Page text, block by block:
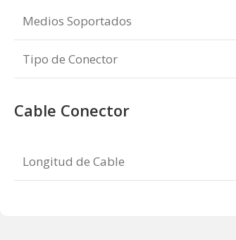
Medios Soportados
Tipo de Conector
Cable Conector
Longitud de Cable